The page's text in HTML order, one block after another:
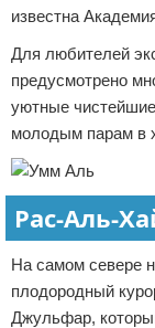
известна
Для любителей
предусмотрено
уютные
молодым парам в
Рас-Аль-
На самом севере
плодородный
Джульфар,